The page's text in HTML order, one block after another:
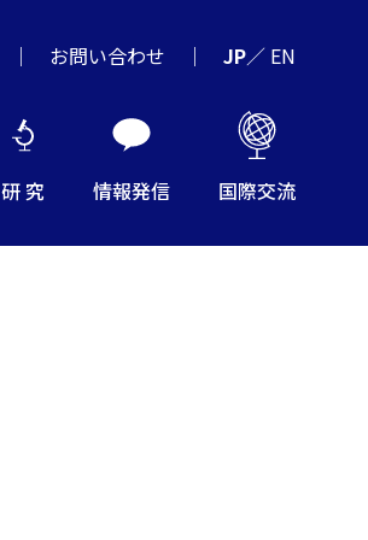
研 究 情報発信 国際交流
お問い合わせ JP／ EN